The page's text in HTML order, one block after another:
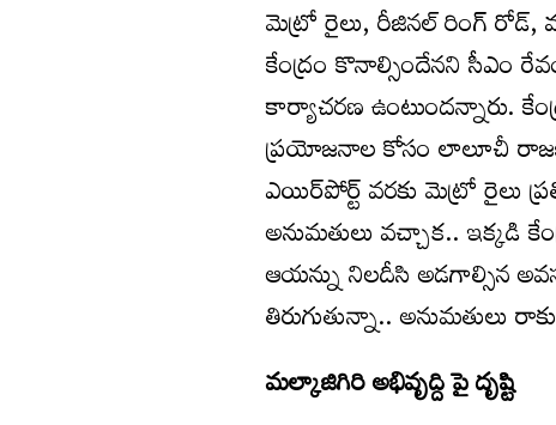
మెట్రో రైలు, రీజినల్ రింగ్ రోడ్,
కేంద్రం కొనాల్సిందేనని సీఎం
కార్యాచరణ ఉంటుందన్నారు.
ప్రయోజనాల కోసం లాలూచీ
ఎయిర్‌పోర్ట్ వరకు మెట్రో రైలు
అనుమతులు వచ్చాక.. ఇక్కడి
ఆయన్ను నిలదీసి అడగాల్సిన
తిరుగుతున్నా.. అనుమతులు
మల్కాజిగిరి అభివృద్ది పై దృష్టి